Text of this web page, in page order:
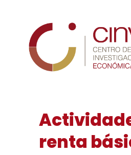
renta